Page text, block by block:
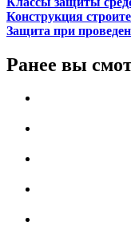
Конструкция
Защита при
Ранее вы